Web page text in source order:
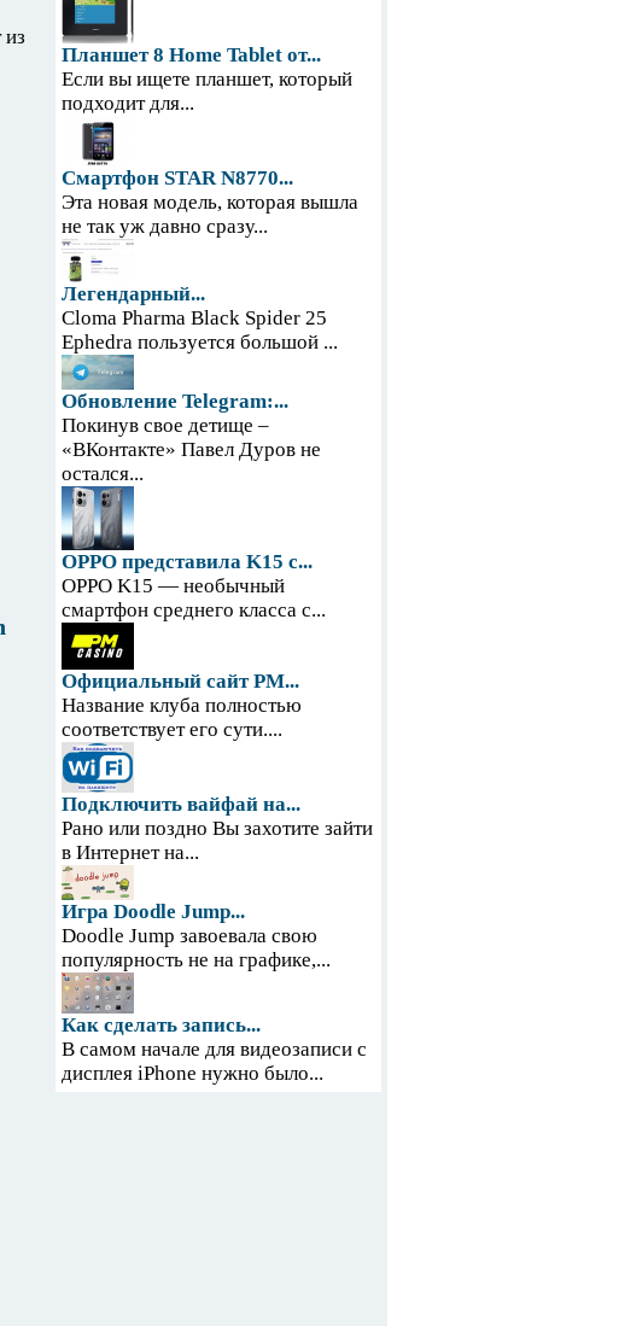
Планшет 8 Home Tablet от...
Если вы ищете планшет, который
подходит для...
Смартфон STAR N8770...
Эта новая модель, которая вышла
не так уж давно сразу...
Легендарный...
Cloma Pharma Black Spider 25
Ephedra пользуется большой ...
Обновление Telegram:...
Покинув свое детище –
«ВКонтакте» Павел Дуров не
остался...
OPPO представила K15 с...
OPPO K15 — необычный
смартфон среднего класса с...
Официальный сайт PM...
Название клуба полностью
соответствует его сути....
Подключить вайфай на...
Рано или поздно Вы захотите зайти
в Интернет на...
Игра Doodle Jump...
Doodle Jump завоевала свою
популярность не на графике,...
Как сделать запись...
В самом начале для видеозаписи с
дисплея iPhone нужно было...